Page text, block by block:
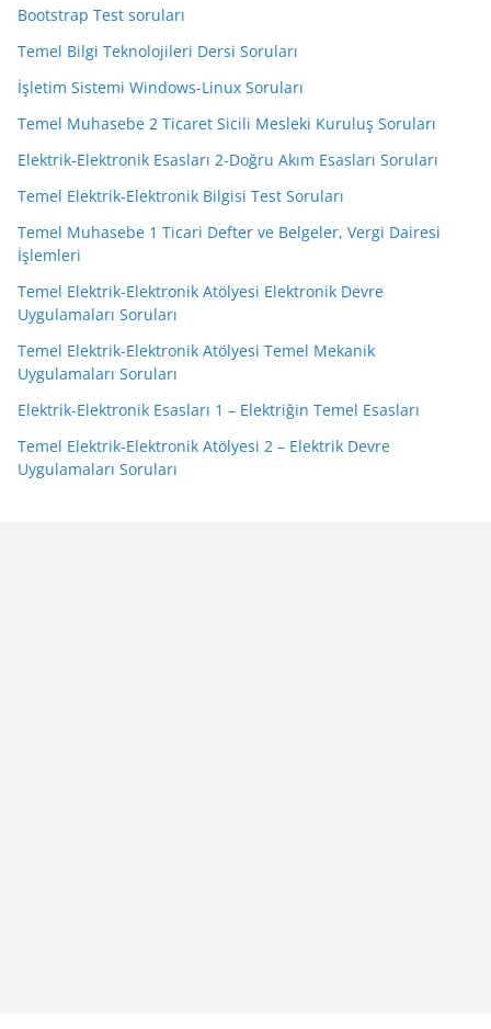
Bootstrap Test soruları
Temel Bilgi Teknolojileri Dersi Soruları
İşletim Sistemi Windows-Linux Soruları
Temel Muhasebe 2 Ticaret Sicili Mesleki Kuruluş Soruları
Elektrik-Elektronik Esasları 2-Doğru Akım Esasları Soruları
Temel Elektrik-Elektronik Bilgisi Test Soruları
Temel Muhasebe 1 Ticari Defter ve Belgeler, Vergi Dairesi
İşlemleri
Temel Elektrik-Elektronik Atölyesi Elektronik Devre
Uygulamaları Soruları
Temel Elektrik-Elektronik Atölyesi Temel Mekanik
Uygulamaları Soruları
Elektrik-Elektronik Esasları 1 – Elektriğin Temel Esasları
Temel Elektrik-Elektronik Atölyesi 2 – Elektrik Devre
Uygulamaları Soruları